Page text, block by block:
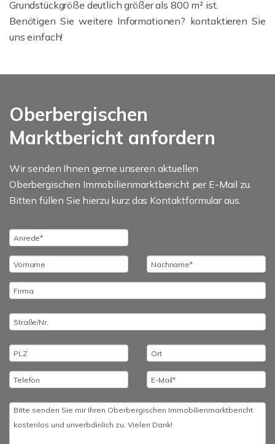
Grundstückgröße deutlich größer als 800 m² ist.
Benötigen Sie weitere Informationen? kontaktieren Sie
uns einfach!
Oberbergischen
Marktbericht anfordern
Wir senden Ihnen gerne unseren aktuellen
Oberbergischen Immobilienmarktbericht per E-Mail zu.
Bitten füllen Sie hierzu kurz das Kontaktformular aus.